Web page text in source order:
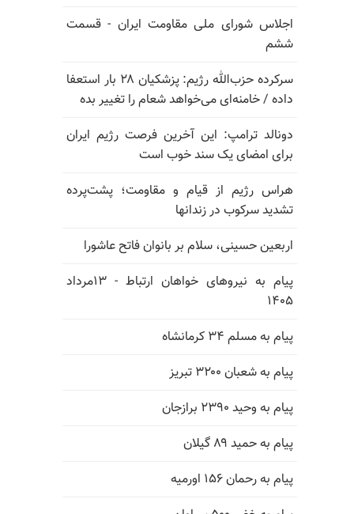
اجلاس شورای ملی مقاومت ایران - قسمت
ششم
سرکرده حزب‌الله رژیم: پزشکیان ۲۸ بار استعفا
داده / خامنه‌ای می‌خواهد شعام را تغییر بده
دونالد ترامپ: این آخرین فرصت رژیم ایران
برای امضای یک سند خوب است
هراس رژیم از قیام و مقاومت؛ پشت‌پرده
تشدید سرکوب در زندانها
اربعین حسینی، سلام بر بانوان فاتح عاشورا
پیام به نیروهای خواهان ارتباط - ۱۳مرداد
۱۴۰۵
پیام به مسلم ۳۴ کرمانشاه
پیام به شعبان ۳۲۰۰ تبریز
پیام به وحید ۲۳۹۰ برازجان
پیام به حمید ۸۹ گیلان
پیام به رحمان ۱۵۶ اورمیه